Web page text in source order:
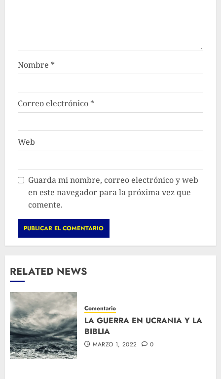
Nombre *
Correo electrónico *
Web
Guarda mi nombre, correo electrónico y web
en este navegador para la próxima vez que
comente.
RELATED NEWS
Comentario
LA GUERRA EN UCRANIA Y LA
BIBLIA
MARZO 1, 2022 0